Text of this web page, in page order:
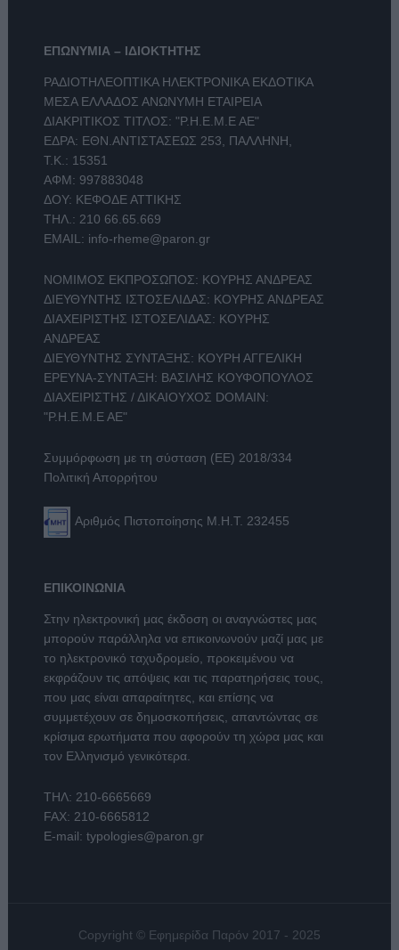
ΕΠΩΝΥΜΙΑ – ΙΔΙΟΚΤΗΤΗΣ
ΡΑΔΙΟΤΗΛΕΟΠΤΙΚΑ ΗΛΕΚΤΡΟΝΙΚΑ ΕΚΔΟΤΙΚΑ
ΜΕΣΑ ΕΛΛΑΔΟΣ ΑΝΩΝΥΜΗ ΕΤΑΙΡΕΙΑ
ΔΙΑΚΡΙΤΙΚΟΣ ΤΙΤΛΟΣ: "Ρ.Η.Ε.Μ.Ε ΑΕ"
ΕΔΡΑ: ΕΘΝ.ΑΝΤΙΣΤΑΣΕΩΣ 253, ΠΑΛΛΗΝΗ,
Τ.Κ.: 15351
ΑΦΜ: 997883048
ΔΟΥ: ΚΕΦΟΔΕ ΑΤΤΙΚΗΣ
ΤΗΛ.: 210 66.65.669
EMAIL: info-rheme@paron.gr
ΝΟΜΙΜΟΣ ΕΚΠΡΟΣΩΠΟΣ: ΚΟΥΡΗΣ ΑΝΔΡΕΑΣ
ΔΙΕΥΘΥΝΤΗΣ ΙΣΤΟΣΕΛΙΔΑΣ: ΚΟΥΡΗΣ ΑΝΔΡΕΑΣ
ΔΙΑΧΕΙΡΙΣΤΗΣ ΙΣΤΟΣΕΛΙΔΑΣ: ΚΟΥΡΗΣ
ΑΝΔΡΕΑΣ
ΔΙΕΥΘΥΝΤΗΣ ΣΥΝΤΑΞΗΣ: ΚΟΥΡΗ ΑΓΓΕΛΙΚΗ
ΕΡΕΥΝΑ-ΣΥΝΤΑΞΗ: ΒΑΣΙΛΗΣ ΚΟΥΦΟΠΟΥΛΟΣ
ΔΙΑΧΕΙΡΙΣΤΗΣ / ΔΙΚΑΙΟΥΧΟΣ DOMAIN:
"Ρ.Η.Ε.Μ.Ε ΑΕ"
Συμμόρφωση με τη σύσταση (ΕΕ) 2018/334
Πολιτική Απορρήτου
Αριθμός Πιστοποίησης Μ.Η.Τ. 232455
ΕΠΙΚΟΙΝΩΝΙΑ
Στην ηλεκτρονική μας έκδοση οι αναγνώστες μας
μπορούν παράλληλα να επικοινωνούν μαζί μας με
το ηλεκτρονικό ταχυδρομείο, προκειμένου να
εκφράζουν τις απόψεις και τις παρατηρήσεις τους,
που μας είναι απαραίτητες, και επίσης να
συμμετέχουν σε δημοσκοπήσεις, απαντώντας σε
κρίσιμα ερωτήματα που αφορούν τη χώρα μας και
τον Ελληνισμό γενικότερα.
ΤΗΛ: 210-6665669
FAX: 210-6665812
E-mail: typologies@paron.gr
Copyright © Εφημερίδα Παρόν 2017 - 2025